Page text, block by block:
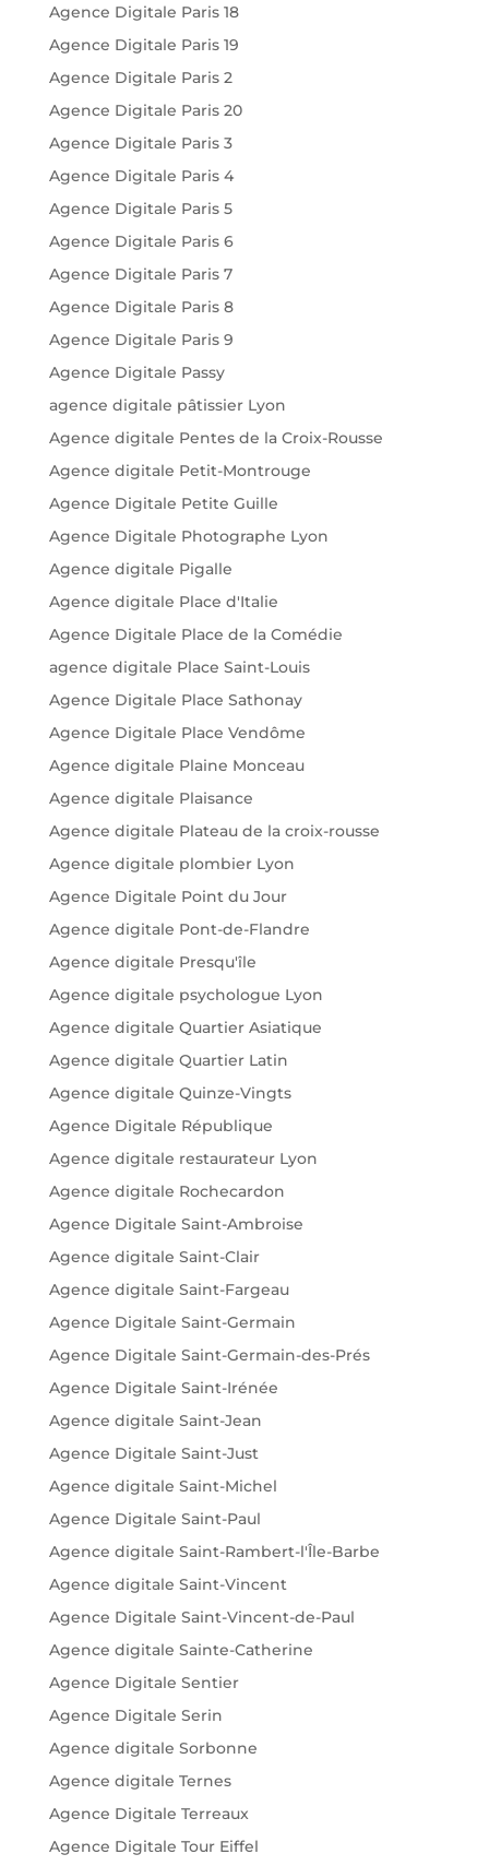
Agence Digitale Paris 18
Agence Digitale Paris 19
Agence Digitale Paris 2
Agence Digitale Paris 20
Agence Digitale Paris 3
Agence Digitale Paris 4
Agence Digitale Paris 5
Agence Digitale Paris 6
Agence Digitale Paris 7
Agence Digitale Paris 8
Agence Digitale Paris 9
Agence Digitale Passy
agence digitale pâtissier Lyon
Agence digitale Pentes de la Croix-Rousse
Agence digitale Petit-Montrouge
Agence Digitale Petite Guille
Agence Digitale Photographe Lyon
Agence digitale Pigalle
Agence digitale Place d'Italie
Agence Digitale Place de la Comédie
agence digitale Place Saint-Louis
Agence Digitale Place Sathonay
Agence Digitale Place Vendôme
Agence digitale Plaine Monceau
Agence digitale Plaisance
Agence digitale Plateau de la croix-rousse
Agence digitale plombier Lyon
Agence Digitale Point du Jour
Agence digitale Pont-de-Flandre
Agence digitale Presqu'île
Agence digitale psychologue Lyon
Agence digitale Quartier Asiatique
Agence digitale Quartier Latin
Agence digitale Quinze-Vingts
Agence Digitale République
Agence digitale restaurateur Lyon
Agence digitale Rochecardon
Agence Digitale Saint-Ambroise
Agence digitale Saint-Clair
Agence digitale Saint-Fargeau
Agence Digitale Saint-Germain
Agence Digitale Saint-Germain-des-Prés
Agence Digitale Saint-Irénée
Agence digitale Saint-Jean
Agence Digitale Saint-Just
Agence digitale Saint-Michel
Agence Digitale Saint-Paul
Agence digitale Saint-Rambert-l'Île-Barbe
Agence digitale Saint-Vincent
Agence Digitale Saint-Vincent-de-Paul
Agence digitale Sainte-Catherine
Agence Digitale Sentier
Agence Digitale Serin
Agence digitale Sorbonne
Agence digitale Ternes
Agence Digitale Terreaux
Agence Digitale Tour Eiffel